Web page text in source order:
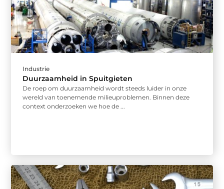
Industrie
Duurzaamheid in Spuitgieten
De roep om duurzaamheid wordt steeds luider in onze
wereld van toenemende milieuproblemen. Binnen deze
context onderzoeken we hoe de ...